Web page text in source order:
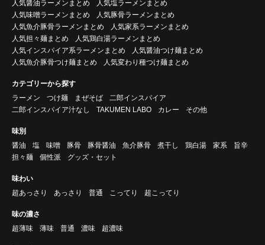
人気醤油ラーメンまとめ
人気塩ラーメンまとめ
人気味噌ラーメンまとめ
人気豚骨ラーメンまとめ
人気魚介豚骨ラーメンまとめ
人気家系ラーメンまとめ
人気担々麺まとめ
人気鶏白湯ラーメンまとめ
人気インスパイア系ラーメンまとめ
人気醤油つけ麺まとめ
人気魚介豚骨つけ麺まとめ
人気変わり種つけ麺まとめ
カテゴリーから探す
ラーメン
つけ麺 まぜそば
二郎インスパイア
二郎インスパイア汁なし
TAKUMEN LABO カレー その他
味別
醤油
塩 味噌 豚骨 豚骨醤油 魚介豚骨 煮干し 鶏白湯 家系
旨辛
担々麺
個性派 グッズ・セット
味わい
超あっさり
あっさり 普通 こってり 超こってり
味の濃さ
超薄味
薄味 普通 濃味 超濃味